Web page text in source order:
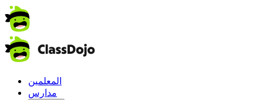
المعلمين
مدارس